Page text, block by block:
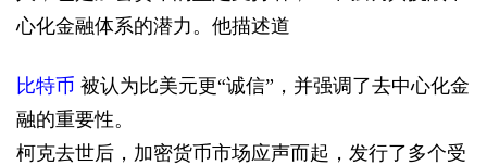
心化金融体系的潜力。他描述道
比特币 被认为比美元更“诚信”，并强调了去中心化金
融的重要性。
柯克去世后，加密货币市场应声而起，发行了多个受